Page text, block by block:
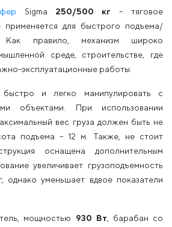
Sigma 250/500 кг – тяговое
применяется для быстрого подъема/
Как правило, механизм широко
среде, строительстве, где
эксплуатационные работы.
быстро и легко манипулировать с
объектами. При использовании
вес груза должен быть не
подъема – 12 м. Также, не стоит
оснащена дополнительным
увеличивает грузоподъемность
однако уменьшает вдвое показатели
мощностью 930 Вт , барабан со